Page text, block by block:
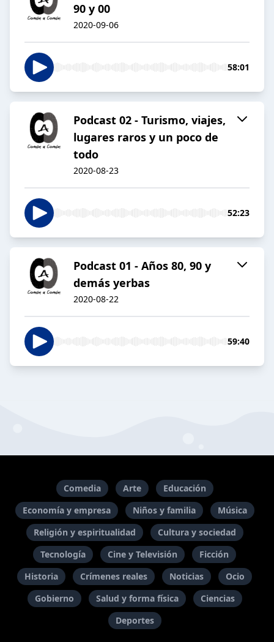
90 y 00
2020-09-06
58:01
Podcast 02 - Turismo, viajes,
lugares raros y un poco de
todo
2020-08-23
52:23
Podcast 01 - Años 80, 90 y
demás yerbas
2020-08-22
59:40
Comedia Arte
Educación
Economía y empresa
Niños y familia
Música
Religión y espiritualidad
Cultura y sociedad
Tecnología
Cine y Televisión
Ficción
Historia
Crímenes reales Noticias
Ocio
Gobierno
Salud y forma física
Ciencias
Deportes